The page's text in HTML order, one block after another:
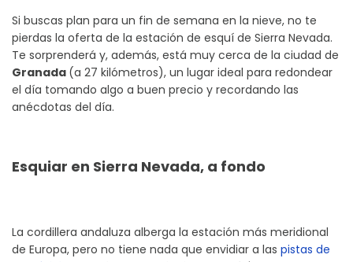
Si buscas plan para un fin de semana en la nieve, no te
pierdas la oferta de la estación de esquí de Sierra Nevada.
Te sorprenderá y, además, está muy cerca de la ciudad de
Granada (a 27 kilómetros), un lugar ideal para redondear
el día tomando algo a buen precio y recordando las
anécdotas del día.
Esquiar en Sierra Nevada, a fondo
La cordillera andaluza alberga la estación más meridional
de Europa, pero no tiene nada que envidiar a las pistas de